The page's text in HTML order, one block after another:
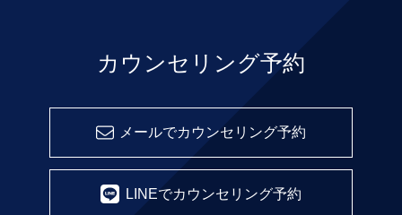
カウンセリング予約
メールでカウンセリング予約
LINEでカウンセリング予約